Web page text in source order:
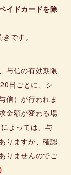
イドカードを除
です。
与信の有効期限
日ごとに、シ
信）が行われま
金額が変わる場
よっては、与
りますが、確認
りませんのでご